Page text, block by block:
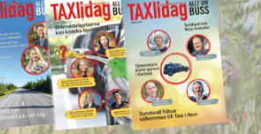
Nytt taxibolag i Borlänge
NYHETER 11 juni 2026
Taxibommar fick inte avsedd
effekt vid Lund C